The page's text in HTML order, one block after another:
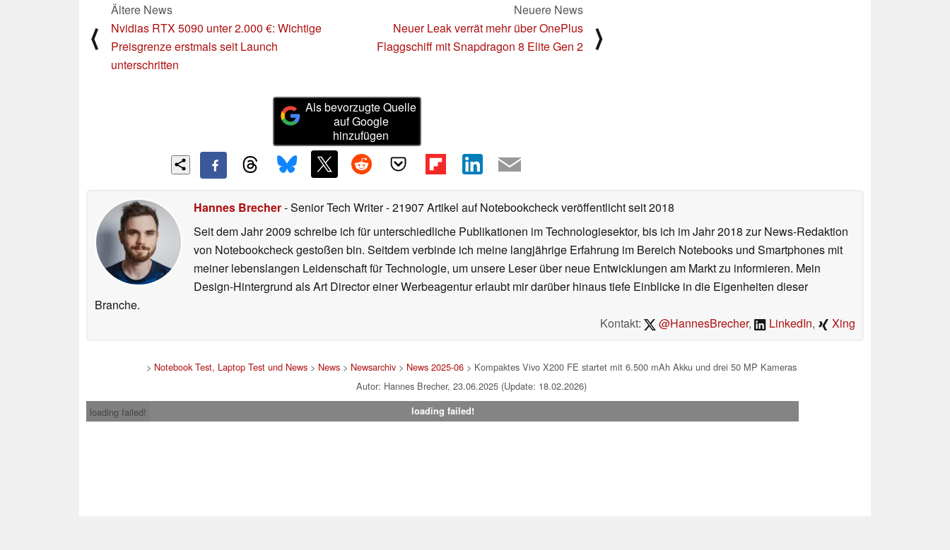
⟨
Ältere News
Nvidias RTX 5090 unter 2.000 €: Wichtige
Preisgrenze erstmals seit Launch
unterschritten
Neuere News
Neuer Leak verrät mehr über OnePlus
Flaggschiff mit Snapdragon 8 Elite Gen 2
⟩
Als bevorzugte Quelle
auf Google
hinzufügen
Hannes Brecher- Senior Tech Writer- 21907 Artikel auf Notebookcheck veröffentlichtseit 2018
Seit dem Jahr 2009 schreibe ich für unterschiedliche Publikationen im Technologiesektor, bis ich im Jahr 2018 zur News-Redaktion
von Notebookcheck gestoßen bin. Seitdem verbinde ich meine langjährige Erfahrung im Bereich Notebooks und Smartphones mit
meiner lebenslangen Leidenschaft für Technologie, um unsere Leser über neue Entwicklungen am Markt zu informieren. Mein
Design-Hintergrund als Art Director einer Werbeagentur erlaubt mir darüber hinaus tiefe Einblicke in die Eigenheiten dieser
Branche.
Kontakt:
@HannesBrecher, LinkedIn, Xing
> Notebook Test, Laptop Test und News > News > Newsarchiv > News 2025-06 > Kompaktes Vivo X200 FE startet mit 6.500 mAh Akku und drei 50 MP Kameras
Autor: Hannes Brecher, 23.06.2025 (Update: 18.02.2026)
loading failed!
loading failed!